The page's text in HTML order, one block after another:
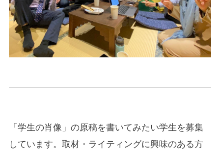
「学生の肖像」の原稿を書いてみたい学生を募集
しています。取材・ライティングに興味のある方